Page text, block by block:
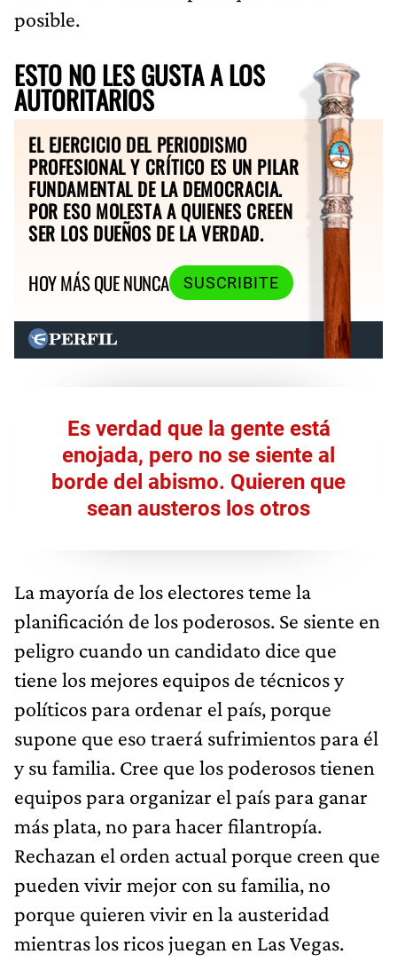
posible.
ESTO NO LES GUSTA A LOS
AUTORITARIOS
EL EJERCICIO DEL PERIODISMO
PROFESIONAL Y CRÍTICO ES UN PILAR
FUNDAMENTAL DE LA DEMOCRACIA.
POR ESO MOLESTA A QUIENES CREEN
SER LOS DUEÑOS DE LA VERDAD.
HOY MÁS QUE NUNCA
SUSCRIBITE
Es verdad que la gente está
enojada, pero no se siente al
borde del abismo. Quieren que
sean austeros los otros
La mayoría de los electores teme la
planificación de los poderosos. Se siente en
peligro cuando un candidato dice que
tiene los mejores equipos de técnicos y
políticos para ordenar el país, porque
supone que eso traerá sufrimientos para él
y su familia. Cree que los poderosos tienen
equipos para organizar el país para ganar
más plata, no para hacer filantropía.
Rechazan el orden actual porque creen que
pueden vivir mejor con su familia, no
porque quieren vivir en la austeridad
mientras los ricos juegan en Las Vegas.